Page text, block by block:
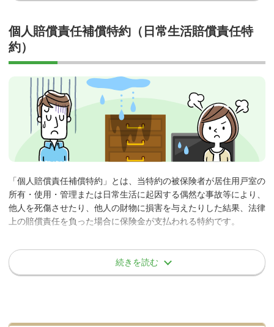
空き巣被害に遭い、居宅内に保管してあった現金が盗まれてし
まった。
外部からの物体の落下・衝突等
建物の外部から物体が落下または衝突したことによる損害が補償さ
ません。
その他、保険金がお支払できない場合の詳細につきましては、保険
また、借家修理費用については、強風による窓ガラスの破損など、
被保険者に責任の無い偶然な事故が対象になるため、オーナーまた
せん。当該特約を適用する場合、免責金額（自己負担額）があるた
め、被保険者に負担が生じてしまいます。尚、上記のような事故が
生じた際、賃貸借契約に入居者が負担して修理しなければならない
旨記載がある場合は、免責金額分を負担いただき、保険を適用くだ
借用住宅の平常の使用または管理において通常生じうるすり
傷、かき傷、塗料の剥がれ落ち、ゆがみ、たわみ、へこみ、そ
の他外観上の損傷または汚損(落書きを含む)であって、借用住宅
の機能の喪失または低下を伴わない損害
電気的・機械的事故（故障）によって生じた損害
詐欺または横領によって生じた借用住宅の損害
借用住宅の使用により不可避的に生じる汚損、すり傷、かき傷
等の損害
電球、ブラウン管、当の乾球類のみに生じた損害
電気的・機械的事故（故障）によって生じた損害
風、雨、雪、雹（ひょう）、砂塵、その他これらに類するもの
の建物内部への吹込み、浸込みまたは漏入によって生じた損害
個人賠償責任補償特約（日常生活賠償責任特
約）
「個人賠償責任補償特約」とは、当特約の被保険者が居住用戸室の
所有・使用・管理または日常生活に起因する偶然な事故等により、
他人を死傷させたり、他人の財物に損害を与えたりした結果、法律
上の賠償責任を負った場合に保険金が支払われる特約です。
続きを読む